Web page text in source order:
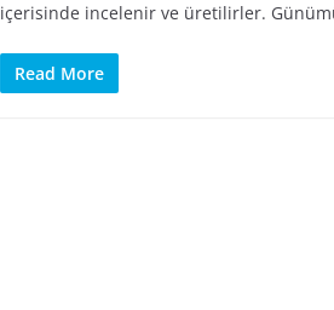
içerisinde incelenir ve üretilirler.
Read More